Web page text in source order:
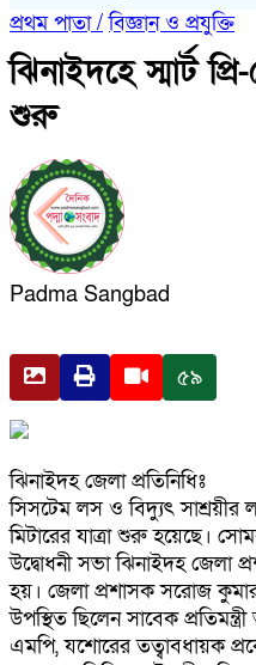
প্রথম পাতা / বিজ্ঞান ও প্রযুক্তি
ঝিনাইদহে স্মার্ট
শুরু
Padma Sangbad
৫৯
ঝিনাইদহ জেলা প্রতিনিধিঃ
সিসটেম লস ও বিদ্যুৎ সাশ্রয়ীর
মিটারের যাত্রা শুরু হয়েছে।
উদ্বোধনী সভা ঝিনাইদহ জেলা
হয়। জেলা প্রশাসক সরোজ কুমার
উপস্থিত ছিলেন সাবেক
এমপি, যশোরের তত্বাবধায়ক